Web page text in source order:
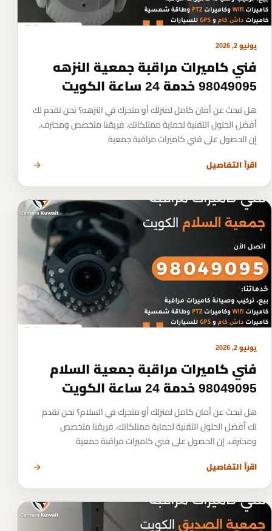
يونيو 2, 2026
فني كاميرات مراقبة جمعية النزهه
98049095 خدمة 24 ساعة الكويت
هل تبحث عن أمان كامل لمنزلك أو متجرك في النزهه؟ نحن نقدم لك
أفضل الحلول التقنية لحماية ممتلكاتك. فريقنا متخصص ومحترف.
إن الحصول على فني كاميرات مراقبة جمعية
اقرأ التفاصيل
يونيو 2, 2026
فني كاميرات مراقبة جمعية السلام
98049095 خدمة 24 ساعة الكويت
هل تبحث عن أمان كامل لمنزلك أو متجرك في السلام؟ نحن نقدم
لك أفضل الحلول التقنية لحماية ممتلكاتك. فريقنا متخصص
ومحترف. إن الحصول على فني كاميرات مراقبة جمعية
اقرأ التفاصيل